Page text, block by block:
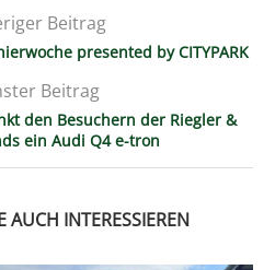
Beitrag
presented by CITYPARK
Beitrag
den Besuchern der Riegler &
ein Audi Q4 e-tron
AUCH INTERESSIEREN